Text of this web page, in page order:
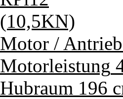
(10,5KN)
Motor / Antrieb
Motorleistung
Hubraum 196